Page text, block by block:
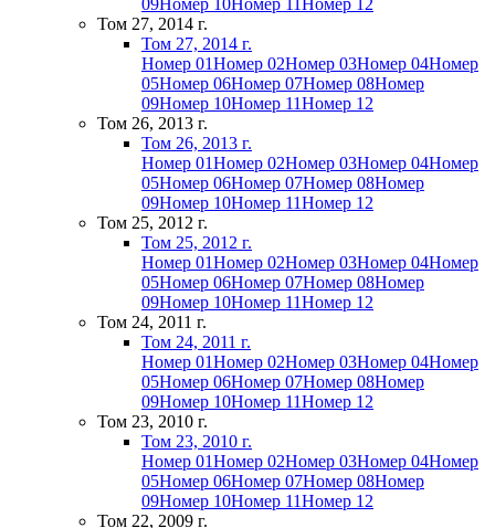
09Номер 10Номер 11Номер 12
Том 27, 2014 г.
Том 27, 2014 г.
Номер 01Номер 02Номер 03Номер 04Номер
05Номер 06Номер 07Номер 08Номер
09Номер 10Номер 11Номер 12
Том 26, 2013 г.
Том 26, 2013 г.
Номер 01Номер 02Номер 03Номер 04Номер
05Номер 06Номер 07Номер 08Номер
09Номер 10Номер 11Номер 12
Том 25, 2012 г.
Том 25, 2012 г.
Номер 01Номер 02Номер 03Номер 04Номер
05Номер 06Номер 07Номер 08Номер
09Номер 10Номер 11Номер 12
Том 24, 2011 г.
Том 24, 2011 г.
Номер 01Номер 02Номер 03Номер 04Номер
05Номер 06Номер 07Номер 08Номер
09Номер 10Номер 11Номер 12
Том 23, 2010 г.
Том 23, 2010 г.
Номер 01Номер 02Номер 03Номер 04Номер
05Номер 06Номер 07Номер 08Номер
09Номер 10Номер 11Номер 12
Том 22, 2009 г.